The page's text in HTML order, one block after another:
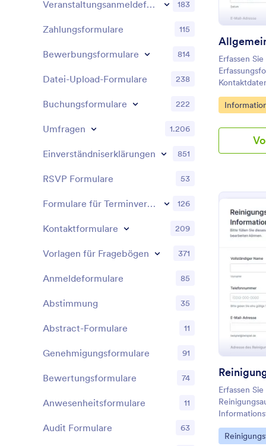
Erfassen
für
Vorgänge
Dienstleister.
Go to
Erfassen
für
und
Go to
Veranstaltungsanmeldeformulare 183
Zahlungsformulare 115
Bewerbungsformulare 814
Datei-Upload-Formulare 238
Buchungsformulare 222
Umfragen 1.206
Einverständniserklärungen 851
RSVP Formulare 53
Formulare für Terminvereinbarung 126
Kontaktformulare 209
Vorlagen für Fragebögen 371
Anmeldeformulare 85
Abstimmung 35
Abstract-Formulare 11
Genehmigungsformulare 91
Bewertungsformulare 74
Anwesenheitsformulare 11
Audit Formulare 63